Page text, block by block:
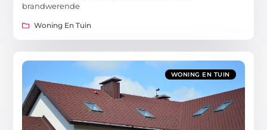
brandwerende
Woning En Tuin
WONING EN TUIN